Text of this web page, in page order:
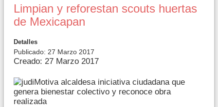
Limpian y reforestan scouts huertas
de Mexicapan
Detalles
Publicado: 27 Marzo 2017
Creado: 27 Marzo 2017
Motiva alcaldesa iniciativa ciudadana que
genera bienestar colectivo y reconoce obra
realizada